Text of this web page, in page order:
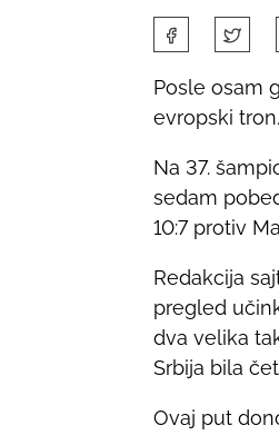
a
r
t
h
i
s
p
o
s
o
Posle osam
evropski tron.
Na 37.
sedam
10:7 protiv
Redakcija
pregled
dva velika
Srbija bila
Ovaj put